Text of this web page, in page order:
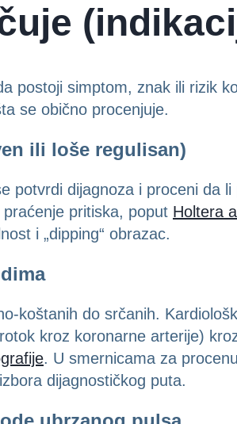
postoji simptom, znak ili rizik
se obično procenjuje.
ili loše regulisan)
potvrdi dijagnoza i proceni da
pritiska, poput Holtera
i „dipping“ obrazac.
koštanih do srčanih.
kroz koronarne arterije)
. U smernicama za
dijagnostičkog puta.